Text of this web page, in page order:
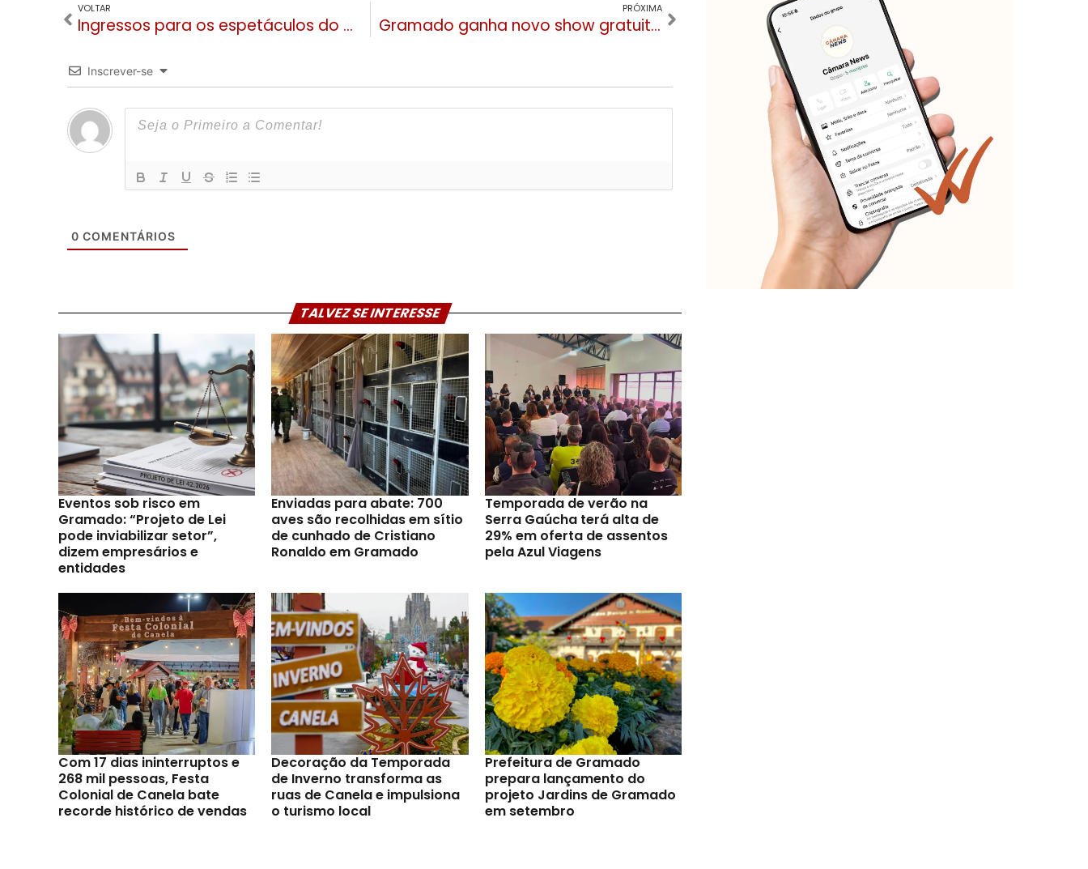
VOLTAR
Ingressos para os espetáculos do Natal Luz de Gramado estão à venda
PRÓXIMA
Gramado ganha novo show gratuito inspirado em parque da Disney
Inscrever-se
0 COMENTÁRIOS
TALVEZ SE INTERESSE
Eventos sob risco em
Gramado: “Projeto de Lei
pode inviabilizar setor”,
dizem empresários e
entidades
Enviadas para abate: 700
aves são recolhidas em sítio
de cunhado de Cristiano
Ronaldo em Gramado
Temporada de verão na
Serra Gaúcha terá alta de
29% em oferta de assentos
pela Azul Viagens
Com 17 dias ininterruptos e
268 mil pessoas, Festa
Colonial de Canela bate
recorde histórico de vendas
Decoração da Temporada
de Inverno transforma as
ruas de Canela e impulsiona
o turismo local
Prefeitura de Gramado
prepara lançamento do
projeto Jardins de Gramado
em setembro